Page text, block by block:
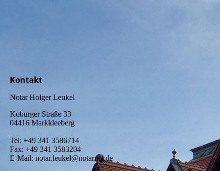
Kontakt
Notar Holger Leukel
Koburger Straße 33
04416 Markkleeberg
Tel: +49 341 3586714
Fax: +49 341 3583204
E-Mail: notar.leukel@notarnet.de